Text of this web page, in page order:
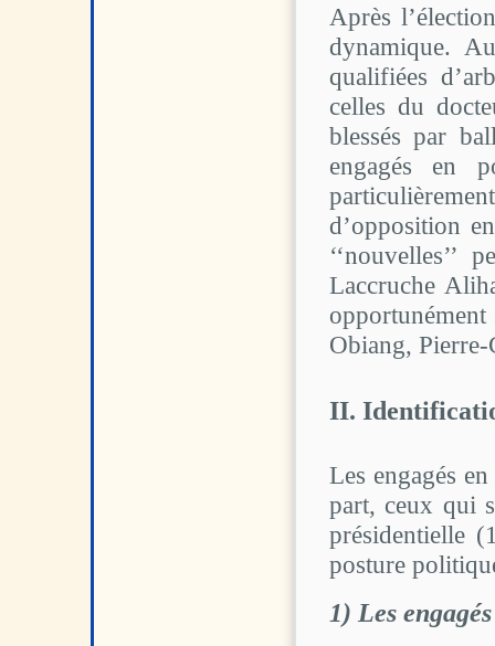
Après
dynamique.
qualifiées
celles du
blessés par
engagés en
d’opposition
Laccruche
Obiang,
II.
Les engagés
part, ceux qui
présidentielle
posture
1) Les